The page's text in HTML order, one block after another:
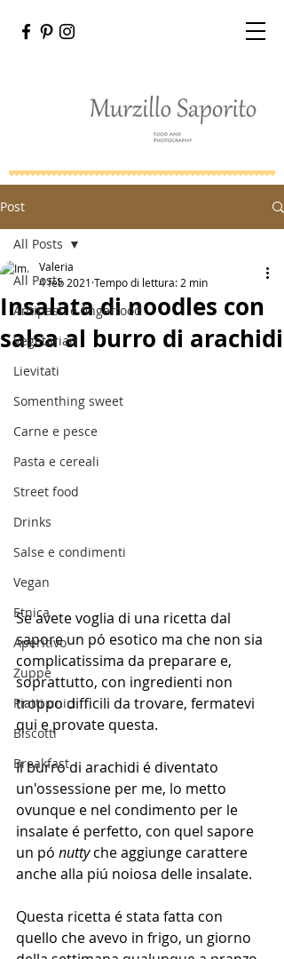
Post
All Posts
Antipasti e fingerfood
Vegetarian
Lievitati
Somenthing sweet
Carne e pesce
Pasta e cereali
Street food
Drinks
Salse e condimenti
Vegan
Etnica
Aperitivo
Zuppe
Piatti unici
Biscotti
Breakfast
All Posts
Insalata di noodles con
salsa al burro di arachidi
Valeria
4 feb 2021 Tempo di lettura: 2 min
Se avete voglia di una ricetta dal
sapore un pó esotico ma che non sia
complicatissima da preparare e,
soprattutto, con ingredienti non
troppo difficili da trovare, fermatevi
qui e provate questa.
Il burro di arachidi é diventato
un'ossessione per me, lo metto
ovunque e nel condimento per le
insalate é perfetto, con quel sapore
un pó nutty che aggiunge carattere
anche alla piú noiosa delle insalate.
Questa ricetta é stata fatta con
quello che avevo in frigo, un giorno